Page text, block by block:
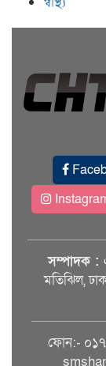
সম্পাদক
মতিঝিল,
ফোন:-